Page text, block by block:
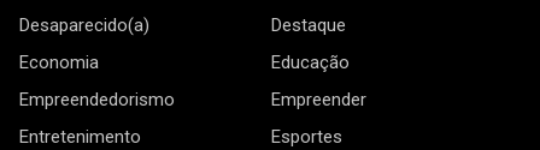
Desaparecido(a)
Destaque
Economia
Educação
Empreendedorismo
Empreender
Entretenimento
Esportes